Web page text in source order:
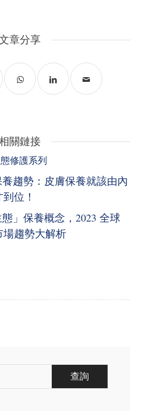
章分享
關鏈接
修護系列
趨勢：皮膚保養就該由內
位！
」保養概念，2023 全球
趨勢大解析